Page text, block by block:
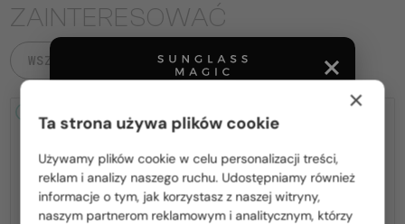
ZAINTERESOWAĆ
WSZYSTKIE PRODUKTY
Proszę wybierz z listy odpowiedni dla Ciebie kraj:
Polska / PL
×
Ta strona używa plików cookie
Używamy plików cookie w celu personalizacji treści,
reklam i analizy naszego ruchu. Udostępniamy również
informacje o tym, jak korzystasz z naszej witryny,
naszym partnerom reklamowym i analitycznym, którzy